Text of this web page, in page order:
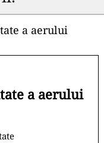
a aerului
a aerului